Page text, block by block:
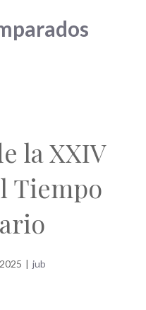
la XXIV
Tiempo
| jub